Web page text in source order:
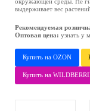
выдерживает вес
Рекомендуемая
Оптовая цена: узнать у
Купить на OZON
Купить на